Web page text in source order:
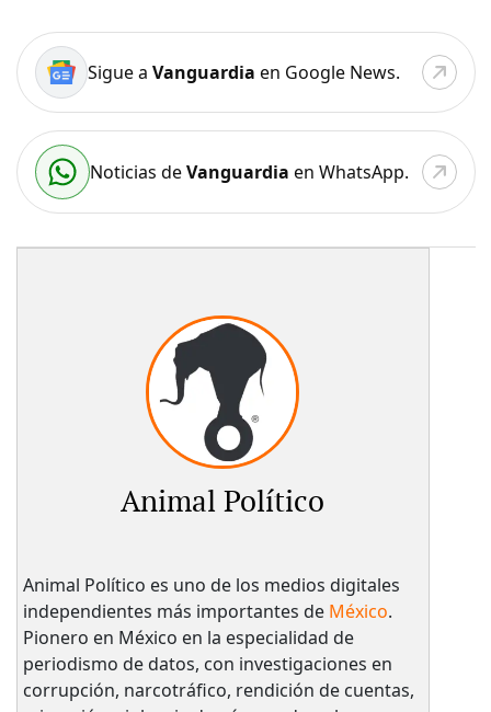
Sigue a Vanguardia en Google News.
Noticias deVanguardia en WhatsApp.
Animal Político
Animal Político es uno de los medios digitales
independientes más importantes de México.
Pionero en México en la especialidad de
periodismo de datos, con investigaciones en
corrupción, narcotráfico, rendición de cuentas,